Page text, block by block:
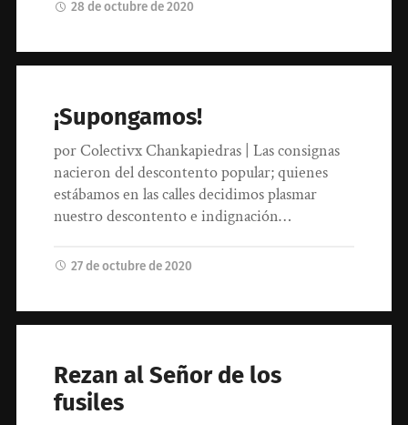
28 de octubre de 2020
¡Supongamos!
por Colectivx Chankapiedras | Las consignas
nacieron del descontento popular; quienes
estábamos en las calles decidimos plasmar
nuestro descontento e indignación…
27 de octubre de 2020
Rezan al Señor de los
fusiles